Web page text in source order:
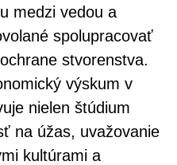
medzi vedou a
spolupracovať
stvorenstva.
výskum v
nielen štúdium
na úžas, uvažovanie
kultúrami a